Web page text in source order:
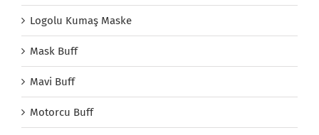
Logolu Kumaş Maske
Mask Buff
Mavi Buff
Motorcu Buff